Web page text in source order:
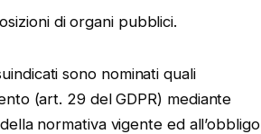
di organi pubblici.
sono nominati quali
(art. 29 del GDPR) mediante
normativa vigente ed all’obbligo